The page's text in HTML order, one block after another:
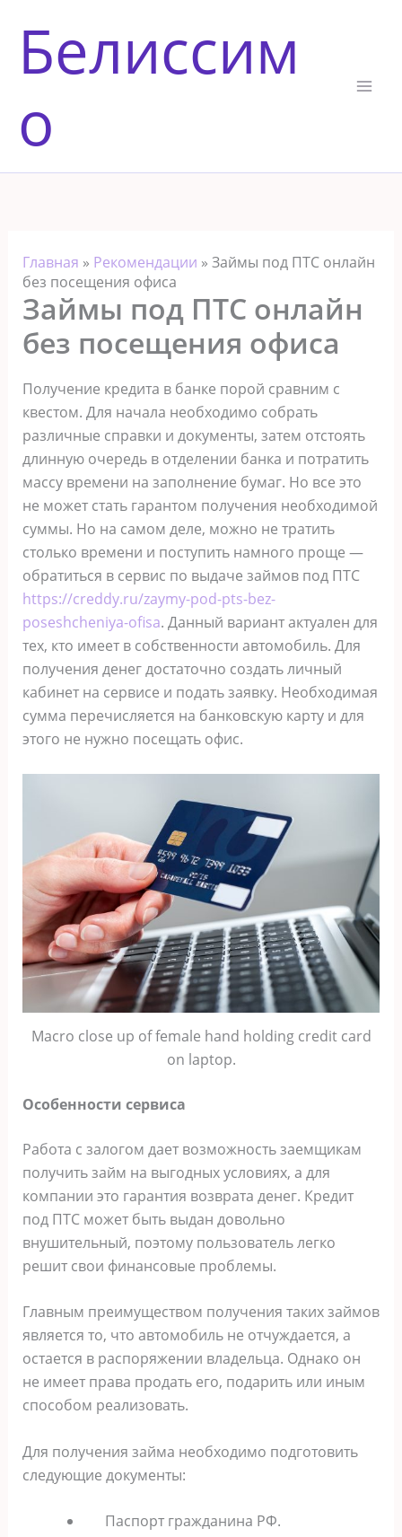
содержимому
Белиссим
о
Главная » Рекомендации » Займы под ПТС онлайн
без посещения офиса
Займы под ПТС онлайн
без посещения офиса
Получение кредита в банке порой сравним с
квестом. Для начала необходимо собрать
различные справки и документы, затем отстоять
длинную очередь в отделении банка и потратить
массу времени на заполнение бумаг. Но все это
не может стать гарантом получения необходимой
суммы. Но на самом деле, можно не тратить
столько времени и поступить намного проще —
обратиться в сервис по выдаче займов под ПТС
https://creddy.ru/zaymy-pod-pts-bez-
poseshcheniya-ofisa. Данный вариант актуален для
тех, кто имеет в собственности автомобиль. Для
получения денег достаточно создать личный
кабинет на сервисе и подать заявку. Необходимая
сумма перечисляется на банковскую карту и для
этого не нужно посещать офис.
Macro close up of female hand holding credit card
on laptop.
Особенности сервиса
Работа с залогом дает возможность заемщикам
получить займ на выгодных условиях, а для
компании это гарантия возврата денег. Кредит
под ПТС может быть выдан довольно
внушительный, поэтому пользователь легко
решит свои финансовые проблемы.
Главным преимуществом получения таких займов
является то, что автомобиль не отчуждается, а
остается в распоряжении владельца. Однако он
не имеет права продать его, подарить или иным
способом реализовать.
Для получения займа необходимо подготовить
следующие документы:
Паспорт гражданина РФ.